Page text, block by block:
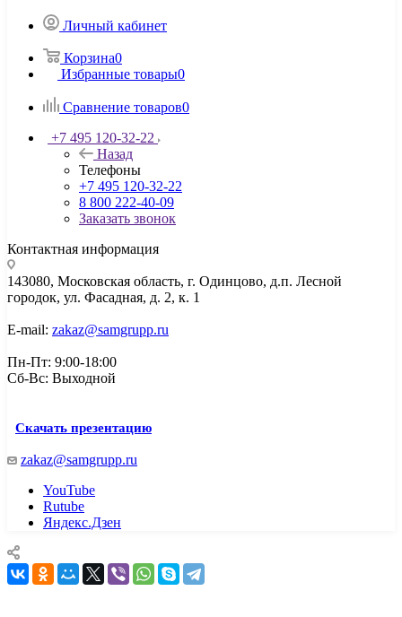
Личный кабинет
Корзина0
Избранные товары0
Сравнение товаров0
+7 495 120-32-22
Назад
Телефоны
+7 495 120-32-22
8 800 222-40-09
Заказать звонок
Контактная информация
143080, Mосковская область, г. Одинцово, д.п. Лесной
городок, ул. Фасадная, д. 2, к. 1
E-mail: zakaz@samgrupp.ru
Пн-Пт: 9:00-18:00
Сб-Вс: Выходной
Скачать презентацию
zakaz@samgrupp.ru
YouTube
Rutube
Яндекс.Дзен